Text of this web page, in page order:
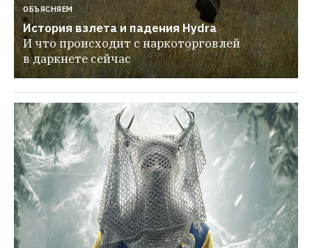
ОБЪЯСНЯЕМ
История взлета и падения Hydra
И что происходит с наркоторговлей
в даркнете сейчас